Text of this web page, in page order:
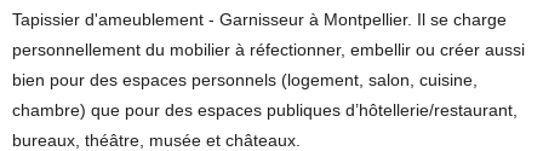
Tapissier d'ameublement - Garnisseur à Montpellier. Il se charge
personnellement du mobilier à réfectionner, embellir ou créer aussi
bien pour des espaces personnels (logement, salon, cuisine,
chambre) que pour des espaces publiques d’hôtellerie/restaurant,
bureaux, théâtre, musée et châteaux.